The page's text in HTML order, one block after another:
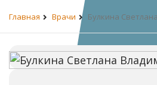
Главная Врачи Булкина